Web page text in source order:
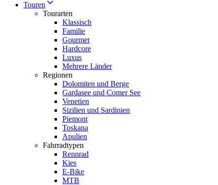
Touren
Tourarten
Klassisch
Familie
Gourmet
Hardcore
Luxus
Mehrere Länder
Regionen
Dolomiten und Berge
Gardasee und Comer See
Venetien
Sizilien und Sardinien
Piemont
Toskana
Apulien
Fahrradtypen
Rennrad
Kies
E-Bike
MTB